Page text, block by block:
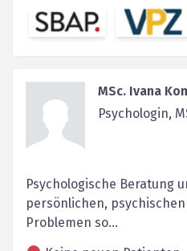
MSc. Ivana
Psychologin,
Psychologische Beratung
persönlichen,
Problemen so...